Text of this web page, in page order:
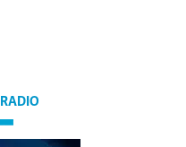
RADIO